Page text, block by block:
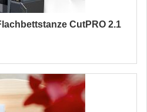
CutPRO 2.1